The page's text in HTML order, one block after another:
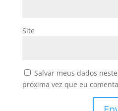
Site
Salvar meus dados
próxima vez que eu